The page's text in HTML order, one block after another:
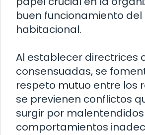
buen funcionamiento
habitacional.
Al establecer directrices
consensuadas, se
respeto mutuo entre los
se previenen conflictos
surgir por
comportamientos